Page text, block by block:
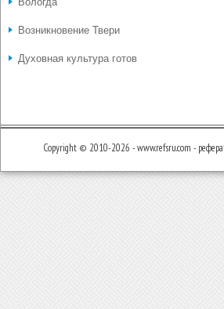
Возникновение Твери
Духовная культура готов
Copyright © 2010-2026 - www.refsru.com -